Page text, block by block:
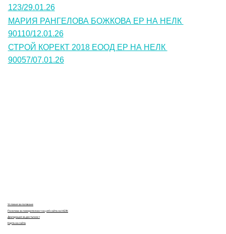
123/29.01.26
МАРИЯ РАНГЕЛОВА БОЖКОВА ЕР НА НЕЛК
90110/12.01.26
СТРОЙ КОРЕКТ 2018 ЕООД ЕР НА НЕЛК
90057/07.01.26
Условия за ползване
Политика за поверителност на уеб сайта на НЕЛК
Декларация за достъпност
Карта на сайта